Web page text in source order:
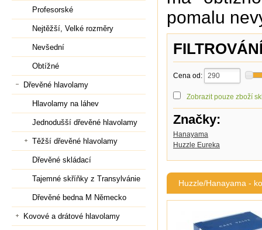
pomalu
Cena od:
Zobrazit pouze zboží
Značky:
Hanayama
Huzzle Eureka
Huzzle/Hanayama -
Profesorské
Nejtěžší, Velké rozměry
Nevšední
Obtížné
Dřevěné hlavolamy
Hlavolamy na láhev
Jednodušší dřevěné hlavolamy
Těžší dřevěné hlavolamy
Dřevěné skládací
Tajemné skříňky z Transylvánie
Dřevěné bedna M Německo
Kovové a drátové hlavolamy